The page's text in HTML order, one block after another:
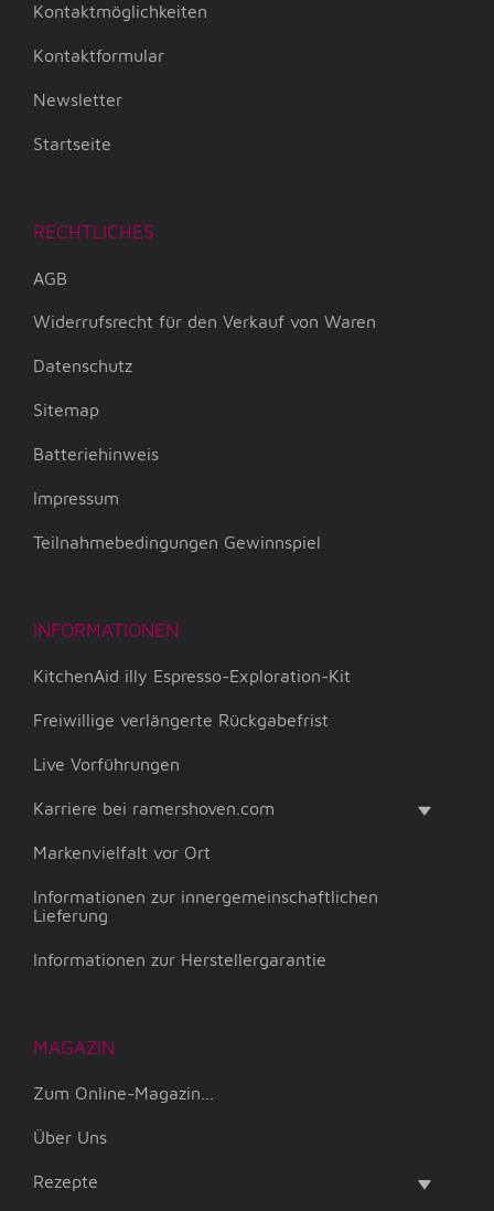
Kontaktmöglichkeiten
Kontaktformular
Newsletter
Startseite
RECHTLICHES
AGB
Widerrufsrecht für den Verkauf von Waren
Datenschutz
Sitemap
Batteriehinweis
Impressum
Teilnahmebedingungen Gewinnspiel
INFORMATIONEN
KitchenAid illy Espresso-Exploration-Kit
Freiwillige verlängerte Rückgabefrist
Live Vorführungen
Karriere bei ramershoven.com
Markenvielfalt vor Ort
Informationen zur innergemeinschaftlichen
Lieferung
Informationen zur Herstellergarantie
MAGAZIN
Zum Online-Magazin...
Über Uns
Rezepte